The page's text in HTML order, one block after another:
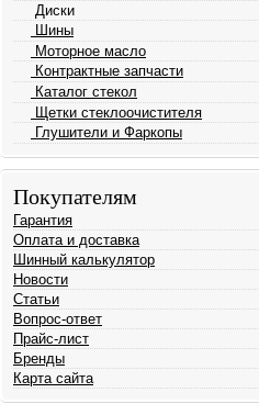
Диски
Шины
Моторное масло
Контрактные запчасти
Каталог стекол
Щетки стеклоочистителя
Глушители и Фаркопы
Покупателям
Гарантия
Оплата и доставка
Шинный калькулятор
Новости
Статьи
Вопрос-ответ
Прайс-лист
Бренды
Карта сайта